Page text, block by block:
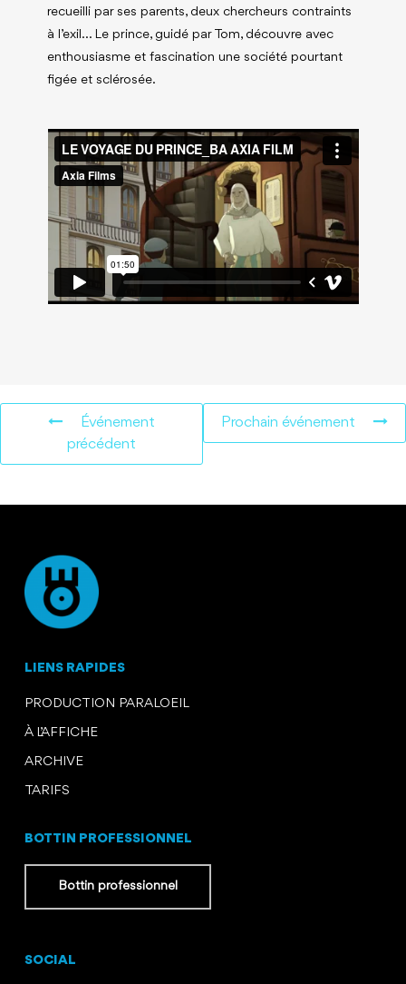
recueilli par ses parents, deux chercheurs contraints
à l’exil… Le prince, guidé par Tom, découvre avec
enthousiasme et fascination une société pourtant
figée et sclérosée.
Événement
précédent
Prochain événement
LIENS RAPIDES
PRODUCTION PARALOEIL
À L’AFFICHE
ARCHIVE
TARIFS
BOTTIN PROFESSIONNEL
Bottin professionnel
SOCIAL